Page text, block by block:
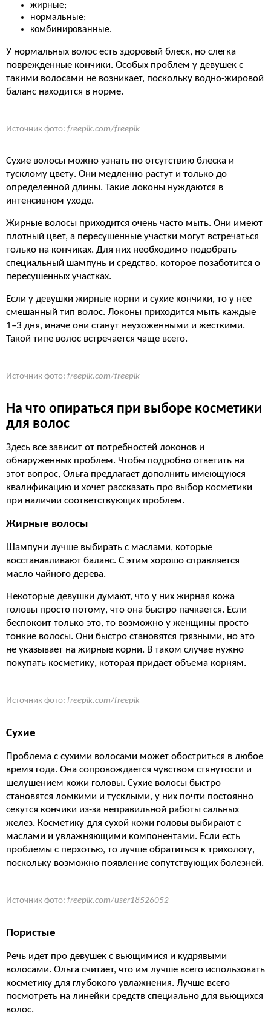
жирные;
нормальные;
комбинированные.
У нормальных волос есть здоровый блеск, но слегка
поврежденные кончики. Особых проблем у девушек с
такими волосами не возникает, поскольку водно-жировой
баланс находится в норме.
Источник фото: freepik.com/freepik
Сухие волосы можно узнать по отсутствию блеска и
тусклому цвету. Они медленно растут и только до
определенной длины. Такие локоны нуждаются в
интенсивном уходе.
Жирные волосы приходится очень часто мыть. Они имеют
плотный цвет, а пересушенные участки могут встречаться
только на кончиках. Для них необходимо подобрать
специальный шампунь и средство, которое позаботится о
пересушенных участках.
Если у девушки жирные корни и сухие кончики, то у нее
смешанный тип волос. Локоны приходится мыть каждые
1–3 дня, иначе они станут неухоженными и жесткими.
Такой типе волос встречается чаще всего.
Источник фото: freepik.com/freepik
На что опираться при выборе косметики
для волос
Здесь все зависит от потребностей локонов и
обнаруженных проблем. Чтобы подробно ответить на
этот вопрос, Ольга предлагает дополнить имеющуюся
квалификацию и хочет рассказать про выбор косметики
при наличии соответствующих проблем.
Жирные волосы
Шампуни лучше выбирать с маслами, которые
восстанавливают баланс. С этим хорошо справляется
масло чайного дерева.
Некоторые девушки думают, что у них жирная кожа
головы просто потому, что она быстро пачкается. Если
беспокоит только это, то возможно у женщины просто
тонкие волосы. Они быстро становятся грязными, но это
не указывает на жирные корни. В таком случае нужно
покупать косметику, которая придает объема корням.
Источник фото: freepik.com/freepik
Сухие
Проблема с сухими волосами может обостриться в любое
время года. Она сопровождается чувством стянутости и
шелушением кожи головы. Сухие волосы быстро
становятся ломкими и тусклыми, у них почти постоянно
секутся кончики из-за неправильной работы сальных
желез. Косметику для сухой кожи головы выбирают с
маслами и увлажняющими компонентами. Если есть
проблемы с перхотью, то лучше обратиться к трихологу,
поскольку возможно появление сопутствующих болезней.
Источник фото: freepik.com/user18526052
Пористые
Речь идет про девушек с вьющимися и кудрявыми
волосами. Ольга считает, что им лучше всего использовать
косметику для глубокого увлажнения. Лучше всего
посмотреть на линейки средств специально для вьющихся
волос.